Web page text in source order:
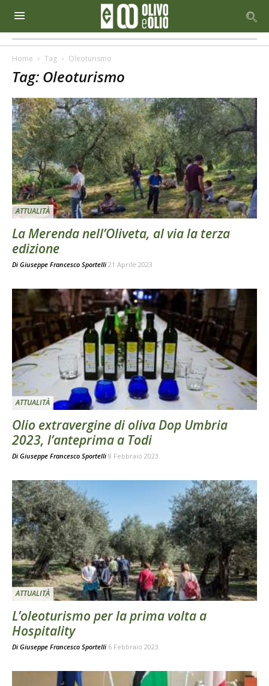
Home Tag Oleoturismo
Tag: Oleoturismo
ATTUALITÀ
La Merenda nell’Oliveta, al via la terza
edizione
Di Giuseppe Francesco Sportelli 21 Aprile 2023
ATTUALITÀ
Olio extravergine di oliva Dop Umbria
2023, l’anteprima a Todi
Di Giuseppe Francesco Sportelli 8 Febbraio 2023
ATTUALITÀ
L’oleoturismo per la prima volta a
Hospitality
Di Giuseppe Francesco Sportelli 6 Febbraio 2023